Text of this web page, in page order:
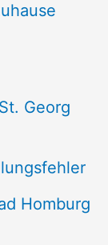
Georg
Homburg